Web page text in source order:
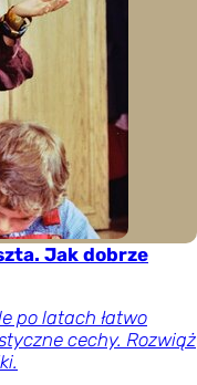
Jak dobrze
po latach łatwo
cechy. Rozwiąż